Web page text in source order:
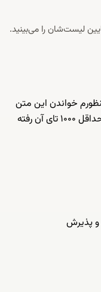
لیست‌شان را می‌بینید.
خواندن این متن
نیست، اینکه با عمر۴۰۰۰ هفته‌ای خودت که حداقل ۱۰۰۰ تای آن رفته
و پذیرش